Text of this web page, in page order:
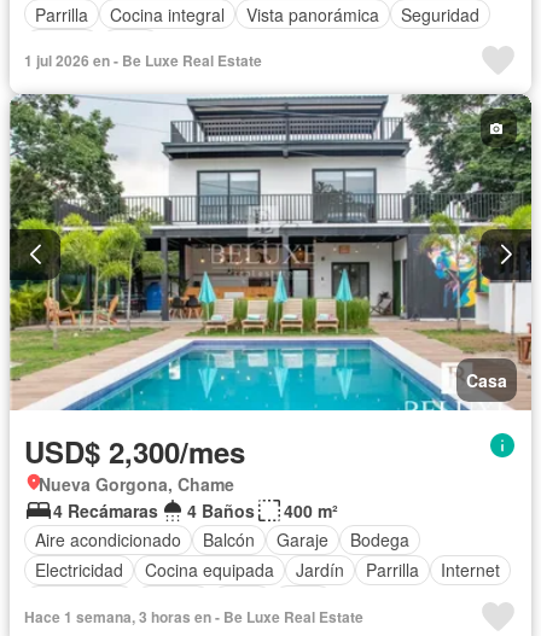
Parrilla
Cocina integral Vista panorámica
Seguridad
1 jul 2026 en - Be Luxe Real Estate
Casa
USD$ 2,300/mes
Nueva Gorgona, Chame
4 Recámaras
4 Baños
400 m²
Aire acondicionado
Balcón Garaje
Bodega
Electricidad
Cocina equipada Jardín Parrilla
Internet
Hace 1 semana, 3 horas en - Be Luxe Real Estate